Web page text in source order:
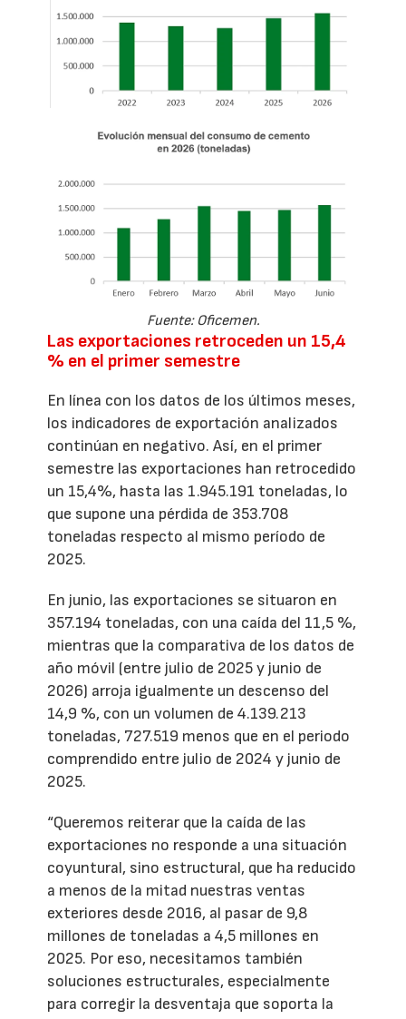
Fuente: Oficemen.
Las exportaciones retroceden un 15,4
% en el primer semestre
En línea con los datos de los últimos meses,
los indicadores de exportación analizados
continúan en negativo. Así, en el primer
semestre las exportaciones han retrocedido
un 15,4%, hasta las 1.945.191 toneladas, lo
que supone una pérdida de 353.708
toneladas respecto al mismo período de
2025.
En junio, las exportaciones se situaron en
357.194 toneladas, con una caída del 11,5 %,
mientras que la comparativa de los datos de
año móvil (entre julio de 2025 y junio de
2026) arroja igualmente un descenso del
14,9 %, con un volumen de 4.139.213
toneladas, 727.519 menos que en el periodo
comprendido entre julio de 2024 y junio de
2025.
“Queremos reiterar que la caída de las
exportaciones no responde a una situación
coyuntural, sino estructural, que ha reducido
a menos de la mitad nuestras ventas
exteriores desde 2016, al pasar de 9,8
millones de toneladas a 4,5 millones en
2025. Por eso, necesitamos también
soluciones estructurales, especialmente
para corregir la desventaja que soporta la